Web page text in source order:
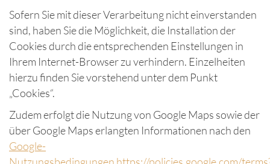
Sofern Sie mit dieser Verarbeitung nicht einverstanden
sind, haben Sie die Möglichkeit, die Installation der
Cookies durch die entsprechenden Einstellungen in
Ihrem Internet-Browser zu verhindern. Einzelheiten
hierzu finden Sie vorstehend unter dem Punkt
„Cookies“.
Zudem erfolgt die Nutzung von Google Maps sowie der
über Google Maps erlangten Informationen nach den
Google-